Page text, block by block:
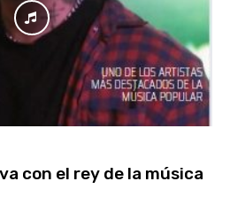
con el rey de la música